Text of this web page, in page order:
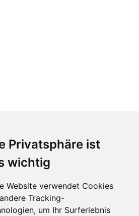
Privatsphäre ist
wichtig
Website verwendet Cookies
Tracking-
um Ihr Surferlebnis